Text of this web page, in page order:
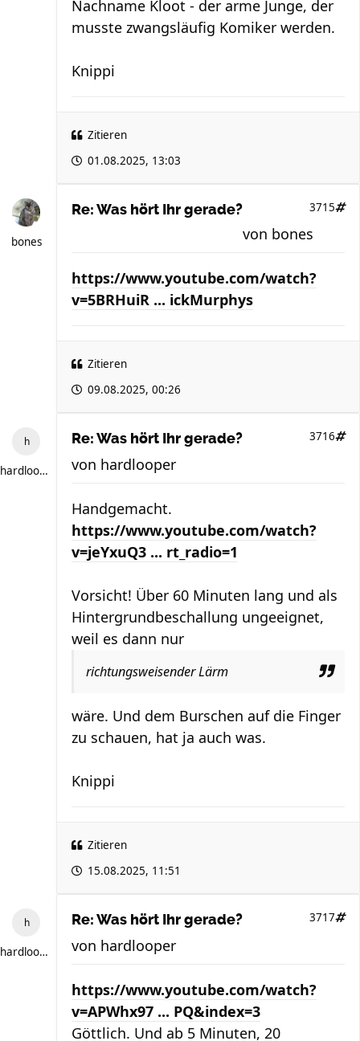
Nachname Kloot - der arme Junge, der
musste zwangsläufig Komiker werden.
Knippi
Zitieren
01.08.2025, 13:03
bones
Re: Was hört Ihr gerade? 3715
von bones
https://www.youtube.com/watch?
v=5BRHuiR ... ickMurphys
Zitieren
09.08.2025, 00:26
hardlooper
Re: Was hört Ihr gerade? 3716
von hardlooper
Handgemacht.
https://www.youtube.com/watch?
v=jeYxuQ3 ... rt_radio=1
Vorsicht! Über 60 Minuten lang und als
Hintergrundbeschallung ungeeignet,
weil es dann nur
richtungsweisender Lärm
wäre. Und dem Burschen auf die Finger
zu schauen, hat ja auch was.
Knippi
Zitieren
15.08.2025, 11:51
hardlooper
Re: Was hört Ihr gerade? 3717
von hardlooper
https://www.youtube.com/watch?
v=APWhx97 ... PQ&index=3
Göttlich. Und ab 5 Minuten, 20